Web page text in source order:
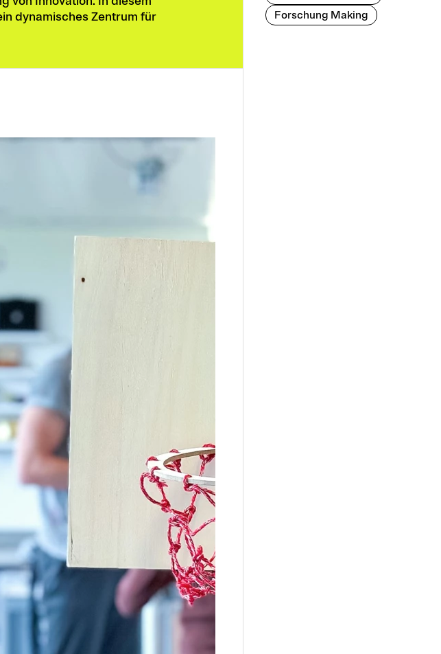
dynamisches Zentrum für
Forschung Making